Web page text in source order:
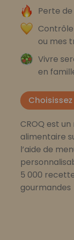
Perte
ou mes
Vivre
en
CROQ est
alimentaire
l’aide de
5 000
gourmandes